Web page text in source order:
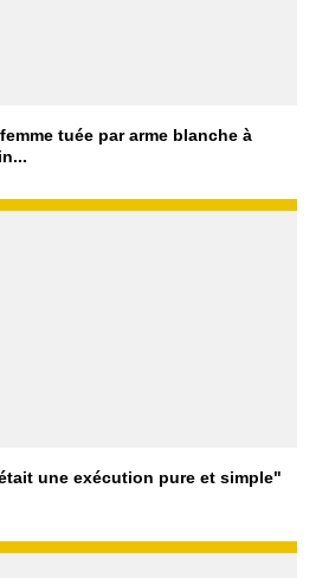
tuée par arme blanche à
une exécution pure et simple"